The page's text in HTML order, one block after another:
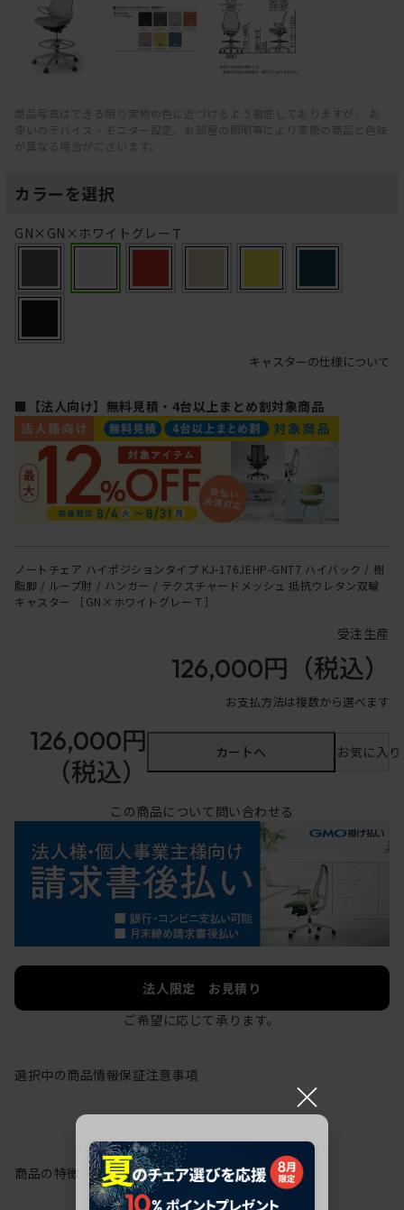
商品写真はできる限り実物の色に近づけるよう徹底しておりますが、 お
使いのデバイス・モニター設定、お部屋の照明等により実際の商品と色味
が異なる場合がございます。
カラーを選択
GN×GN×ホワイトグレーＴ
キャスターの仕様について
■【法人向け】無料見積・4台以上まとめ割対象商品
ノートチェア ハイポジションタイプ KJ-176JEHP-GNT7 ハイバック / 樹
脂脚 / ループ肘 / ハンガー / テクスチャードメッシュ 抵抗ウレタン双輪
キャスター ［GN×ホワイトグレーＴ］
受注生産
126,000円 （税込）
お支払方法は複数から選べます
126,000円
（税込）
カートへ お気に入
この商品について問い合わせる
法人限定 お見積り
ご希望に応じて承ります。
選択中の商品情報保証注意事項
商品の特徴
×